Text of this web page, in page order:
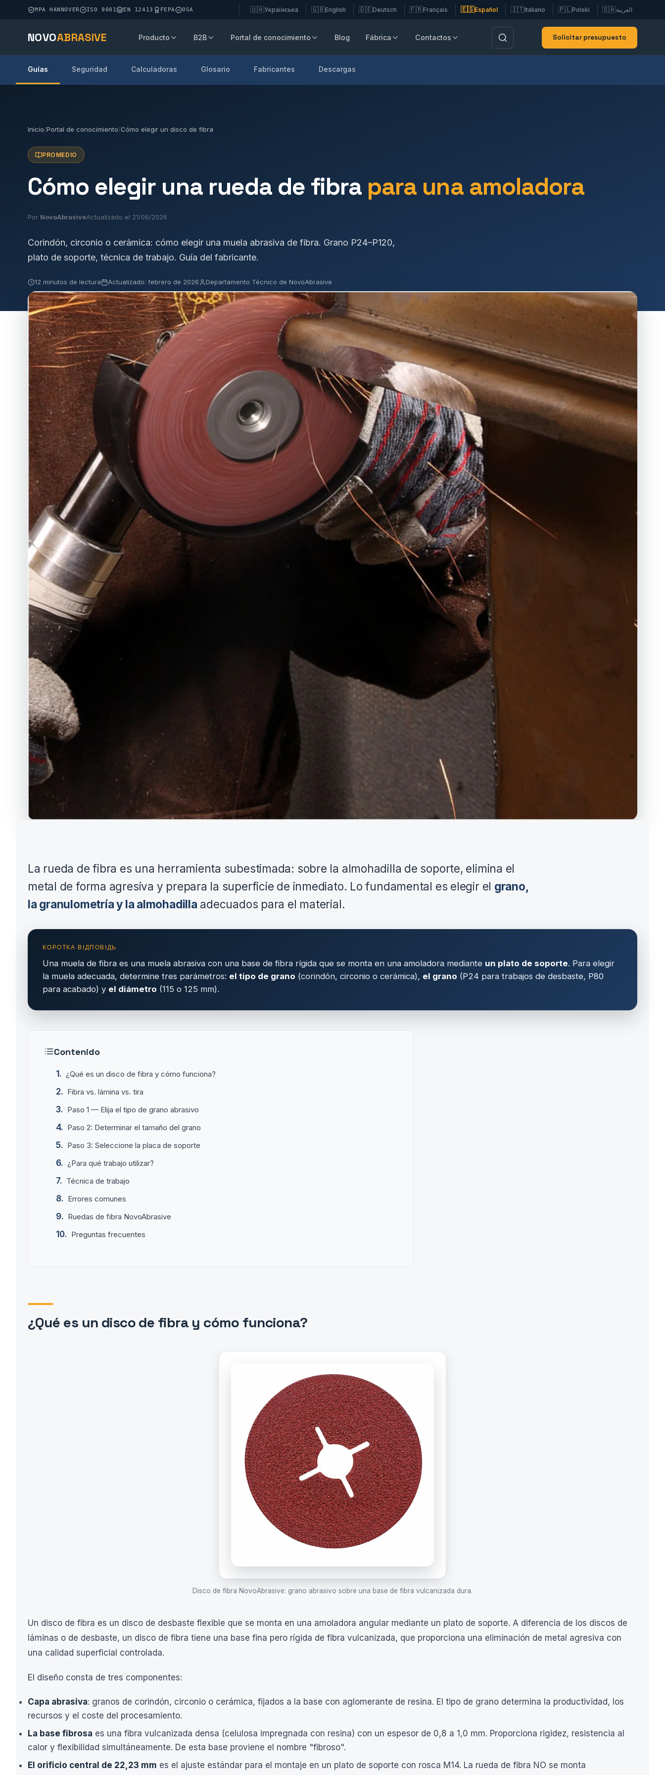
MPA HANNOVER ISO 9001 EN 12413 FEPA OSA 🇺🇦Українська 🇬🇧English 🇩🇪Deutsch 🇫🇷Français 🇪🇸Español 🇮🇹Italiano 🇵🇱Polski 🇸🇦العربية
NOVOABRASIVE Producto B2B Portal de conocimiento Blog Fábrica Contactos Solicitar presupuesto
Guías Seguridad Calculadoras Glosario Fabricantes Descargas
Inicio/Portal de conocimiento/Cómo elegir un disco de fibra
PROMEDIO
Cómo elegir una rueda de fibra para una amoladora
Por NovoAbrasiveActualizado el 21/06/2026
Corindón, circonio o cerámica: cómo elegir una muela abrasiva de fibra. Grano P24–P120,
plato de soporte, técnica de trabajo. Guía del fabricante.
12 minutos de lectura Actualizado: febrero de 2026 Departamento Técnico de NovoAbrasive
La rueda de fibra es una herramienta subestimada: sobre la almohadilla de soporte, elimina el
metal de forma agresiva y prepara la superficie de inmediato. Lo fundamental es elegir el grano,
la granulometría y la almohadilla adecuados para el material.
Una muela de fibra es una muela abrasiva con una base de fibra rígida que se monta en una amoladora mediante un plato de soporte. Para elegir
la muela adecuada, determine tres parámetros: el tipo de grano (corindón, circonio o cerámica), el grano (P24 para trabajos de desbaste, P80
para acabado) y el diámetro (115 o 125 mm).
Contenido
¿Qué es un disco de fibra y cómo funciona?
Fibra vs. lámina vs. tira
Paso 1 — Elija el tipo de grano abrasivo
Paso 2: Determinar el tamaño del grano
Paso 3: Seleccione la placa de soporte
¿Para qué trabajo utilizar?
Técnica de trabajo
Errores comunes
Ruedas de fibra NovoAbrasive
Preguntas frecuentes
¿Qué es un disco de fibra y cómo funciona?
Disco de fibra NovoAbrasive: grano abrasivo sobre una base de fibra vulcanizada dura.
Un disco de fibra es un disco de desbaste flexible que se monta en una amoladora angular mediante un plato de soporte. A diferencia de los discos de
láminas o de desbaste, un disco de fibra tiene una base fina pero rígida de fibra vulcanizada, que proporciona una eliminación de metal agresiva con
una calidad superficial controlada.
El diseño consta de tres componentes:
Capa abrasiva: granos de corindón, circonio o cerámica, fijados a la base con aglomerante de resina. El tipo de grano determina la productividad, los
recursos y el coste del procesamiento.
La base fibrosa es una fibra vulcanizada densa (celulosa impregnada con resina) con un espesor de 0,8 a 1,0 mm. Proporciona rigidez, resistencia al
calor y flexibilidad simultáneamente. De esta base proviene el nombre "fibroso".
El orificio central de 22,23 mm es el ajuste estándar para el montaje en un plato de soporte con rosca M14. La rueda de fibra NO se monta